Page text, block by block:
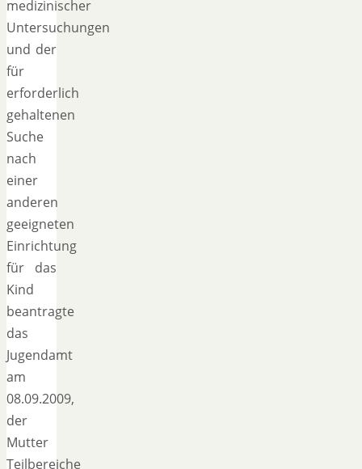
medizinischer
Untersuchungen
und der
für
erforderlich
gehaltenen
Suche
nach
einer
anderen
geeigneten
Einrichtung
für das
Kind
beantragte
das
Jugendamt
am
08.09.2009,
der
Mutter
Teilbereiche